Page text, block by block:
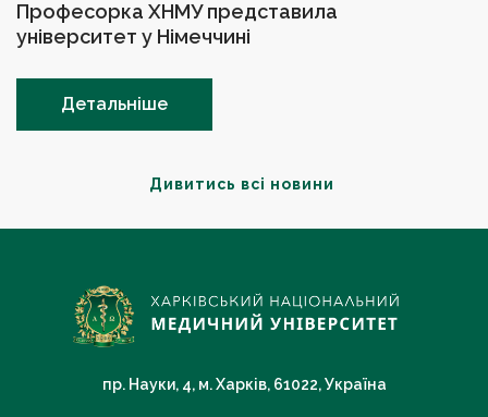
Дивитись всі новини
Професорка ХНМУ представила
університет у Німеччині
Детальніше
пр. Науки, 4, м. Харків, 61022, Україна